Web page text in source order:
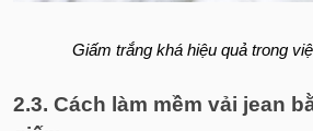
Giấm trắng khá hiệu quả trong
2.3. Cách làm mềm vải jean